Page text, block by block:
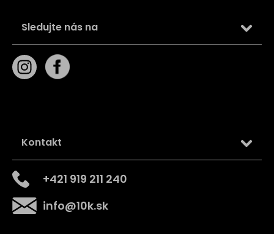
Sledujte nás na
Kontakt
info@10k.sk
+421 919 211 240